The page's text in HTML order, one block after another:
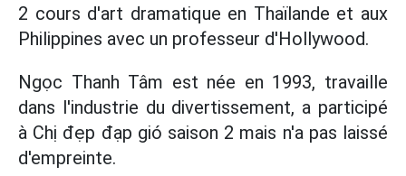
2 cours d'art dramatique en Thaïlande et aux
Philippines avec un professeur d'Hollywood.
Ngọc Thanh Tâm est née en 1993, travaille
dans l'industrie du divertissement, a participé
à Chị đẹp đạp gió saison 2 mais n'a pas laissé
d'empreinte.